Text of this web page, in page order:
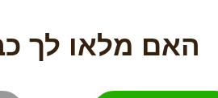
האם מלאו לך כבר